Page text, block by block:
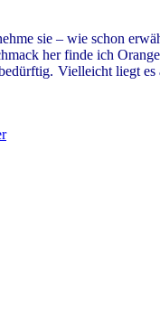
sie – wie schon
her finde ich
Vielleicht liegt